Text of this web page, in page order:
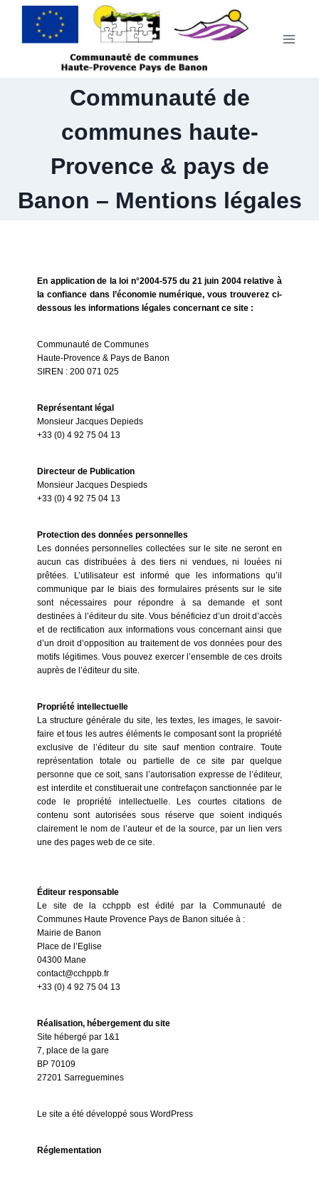
Communauté de
communes haute-
Provence & pays de
Banon – Mentions légales
En application de la loi n°2004-575 du 21 juin 2004 relative à
la confiance dans l’économie numérique, vous trouverez ci-
dessous les informations légales concernant ce site :
Communauté de Communes
Haute-Provence & Pays de Banon
SIREN : 200 071 025
Représentant légal
Monsieur Jacques Depieds
+33 (0) 4 92 75 04 13
Directeur de Publication
Monsieur Jacques Despieds
+33 (0) 4 92 75 04 13
Protection des données personnelles
Les données personnelles collectées sur le site ne seront en
aucun cas distribuées à des tiers ni vendues, ni louées ni
prêtées. L’utilisateur est informé que les informations qu’il
communique par le biais des formulaires présents sur le site
sont nécessaires pour répondre à sa demande et sont
destinées à l’éditeur du site. Vous bénéficiez d’un droit d’accès
et de rectification aux informations vous concernant ainsi que
d’un droit d’opposition au traitement de vos données pour des
motifs légitimes. Vous pouvez exercer l’ensemble de ces droits
auprès de l’éditeur du site.
Propriété intellectuelle
La structure générale du site, les textes, les images, le savoir-
faire et tous les autres éléments le composant sont la propriété
exclusive de l’éditeur du site sauf mention contraire. Toute
représentation totale ou partielle de ce site par quelque
personne que ce soit, sans l’autorisation expresse de l’éditeur,
est interdite et constituerait une contrefaçon sanctionnée par le
code le propriété intellectuelle. Les courtes citations de
contenu sont autorisées sous réserve que soient indiqués
clairement le nom de l’auteur et de la source, par un lien vers
une des pages web de ce site.
Éditeur responsable
Le site de la cchppb est édité par la Communauté de
Communes Haute Provence Pays de Banon située à :
Mairie de Banon
Place de l’Eglise
04300 Mane
contact@cchppb.fr
+33 (0) 4 92 75 04 13
Réalisation, hébergement du site
Site hébergé par 1&1
7, place de la gare
BP 70109
27201 Sarreguemines
Le site a été développé sous WordPress
Réglementation